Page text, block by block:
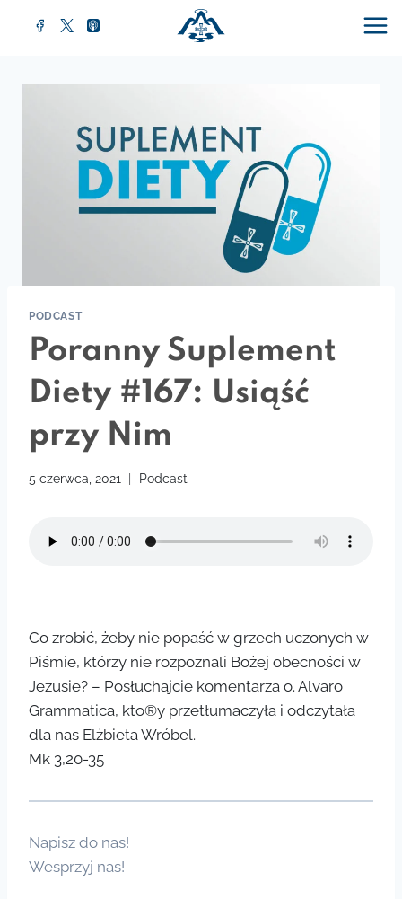
PODCAST
Poranny Suplement
Diety #167: Usiąść
przy Nim
5 czerwca, 2021 Podcast
Co zrobić, żeby nie popaść w grzech uczonych w
Piśmie, którzy nie rozpoznali Bożej obecności w
Jezusie? – Posłuchajcie komentarza o. Alvaro
Grammatica, kto®y przetłumaczyła i odczytała
dla nas Elżbieta Wróbel.
Mk 3,20-35
Napisz do nas!
Wesprzyj nas!